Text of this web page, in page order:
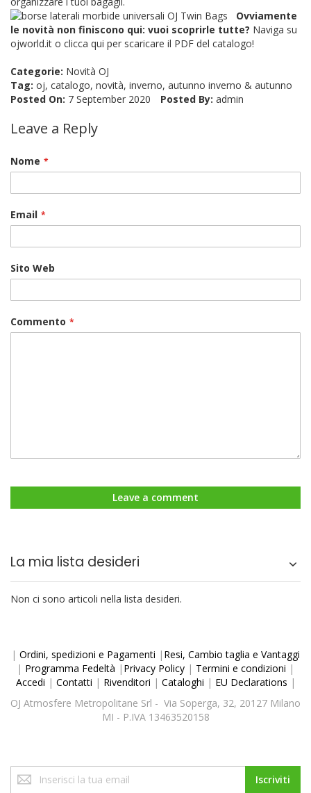
Ovviamente
le novità non finiscono qui: vuoi scoprirle tutte? Naviga su
ojworld.it o clicca qui per scaricare il PDF del catalogo!
Categorie: Novità OJ
Tag: oj, catalogo, novità, inverno, autunno inverno & autunno
Posted On: 7 September 2020 Posted By: admin
Leave a Reply
Nome
Email
Sito Web
Commento
Leave a comment
La mia lista desideri
Non ci sono articoli nella lista desideri.
| Ordini, spedizioni e Pagamenti | Resi, Cambio taglia e Vantaggi
| Programma Fedeltà | Privacy Policy | Termini e condizioni |
Accedi | Contatti | Rivenditori | Cataloghi | EU Declarations |
OJ Atmosfere Metropolitane Srl - Via Soperga, 32, 20127 Milano
MI - P.IVA 13463520158
Iscriviti
alla
Iscriviti